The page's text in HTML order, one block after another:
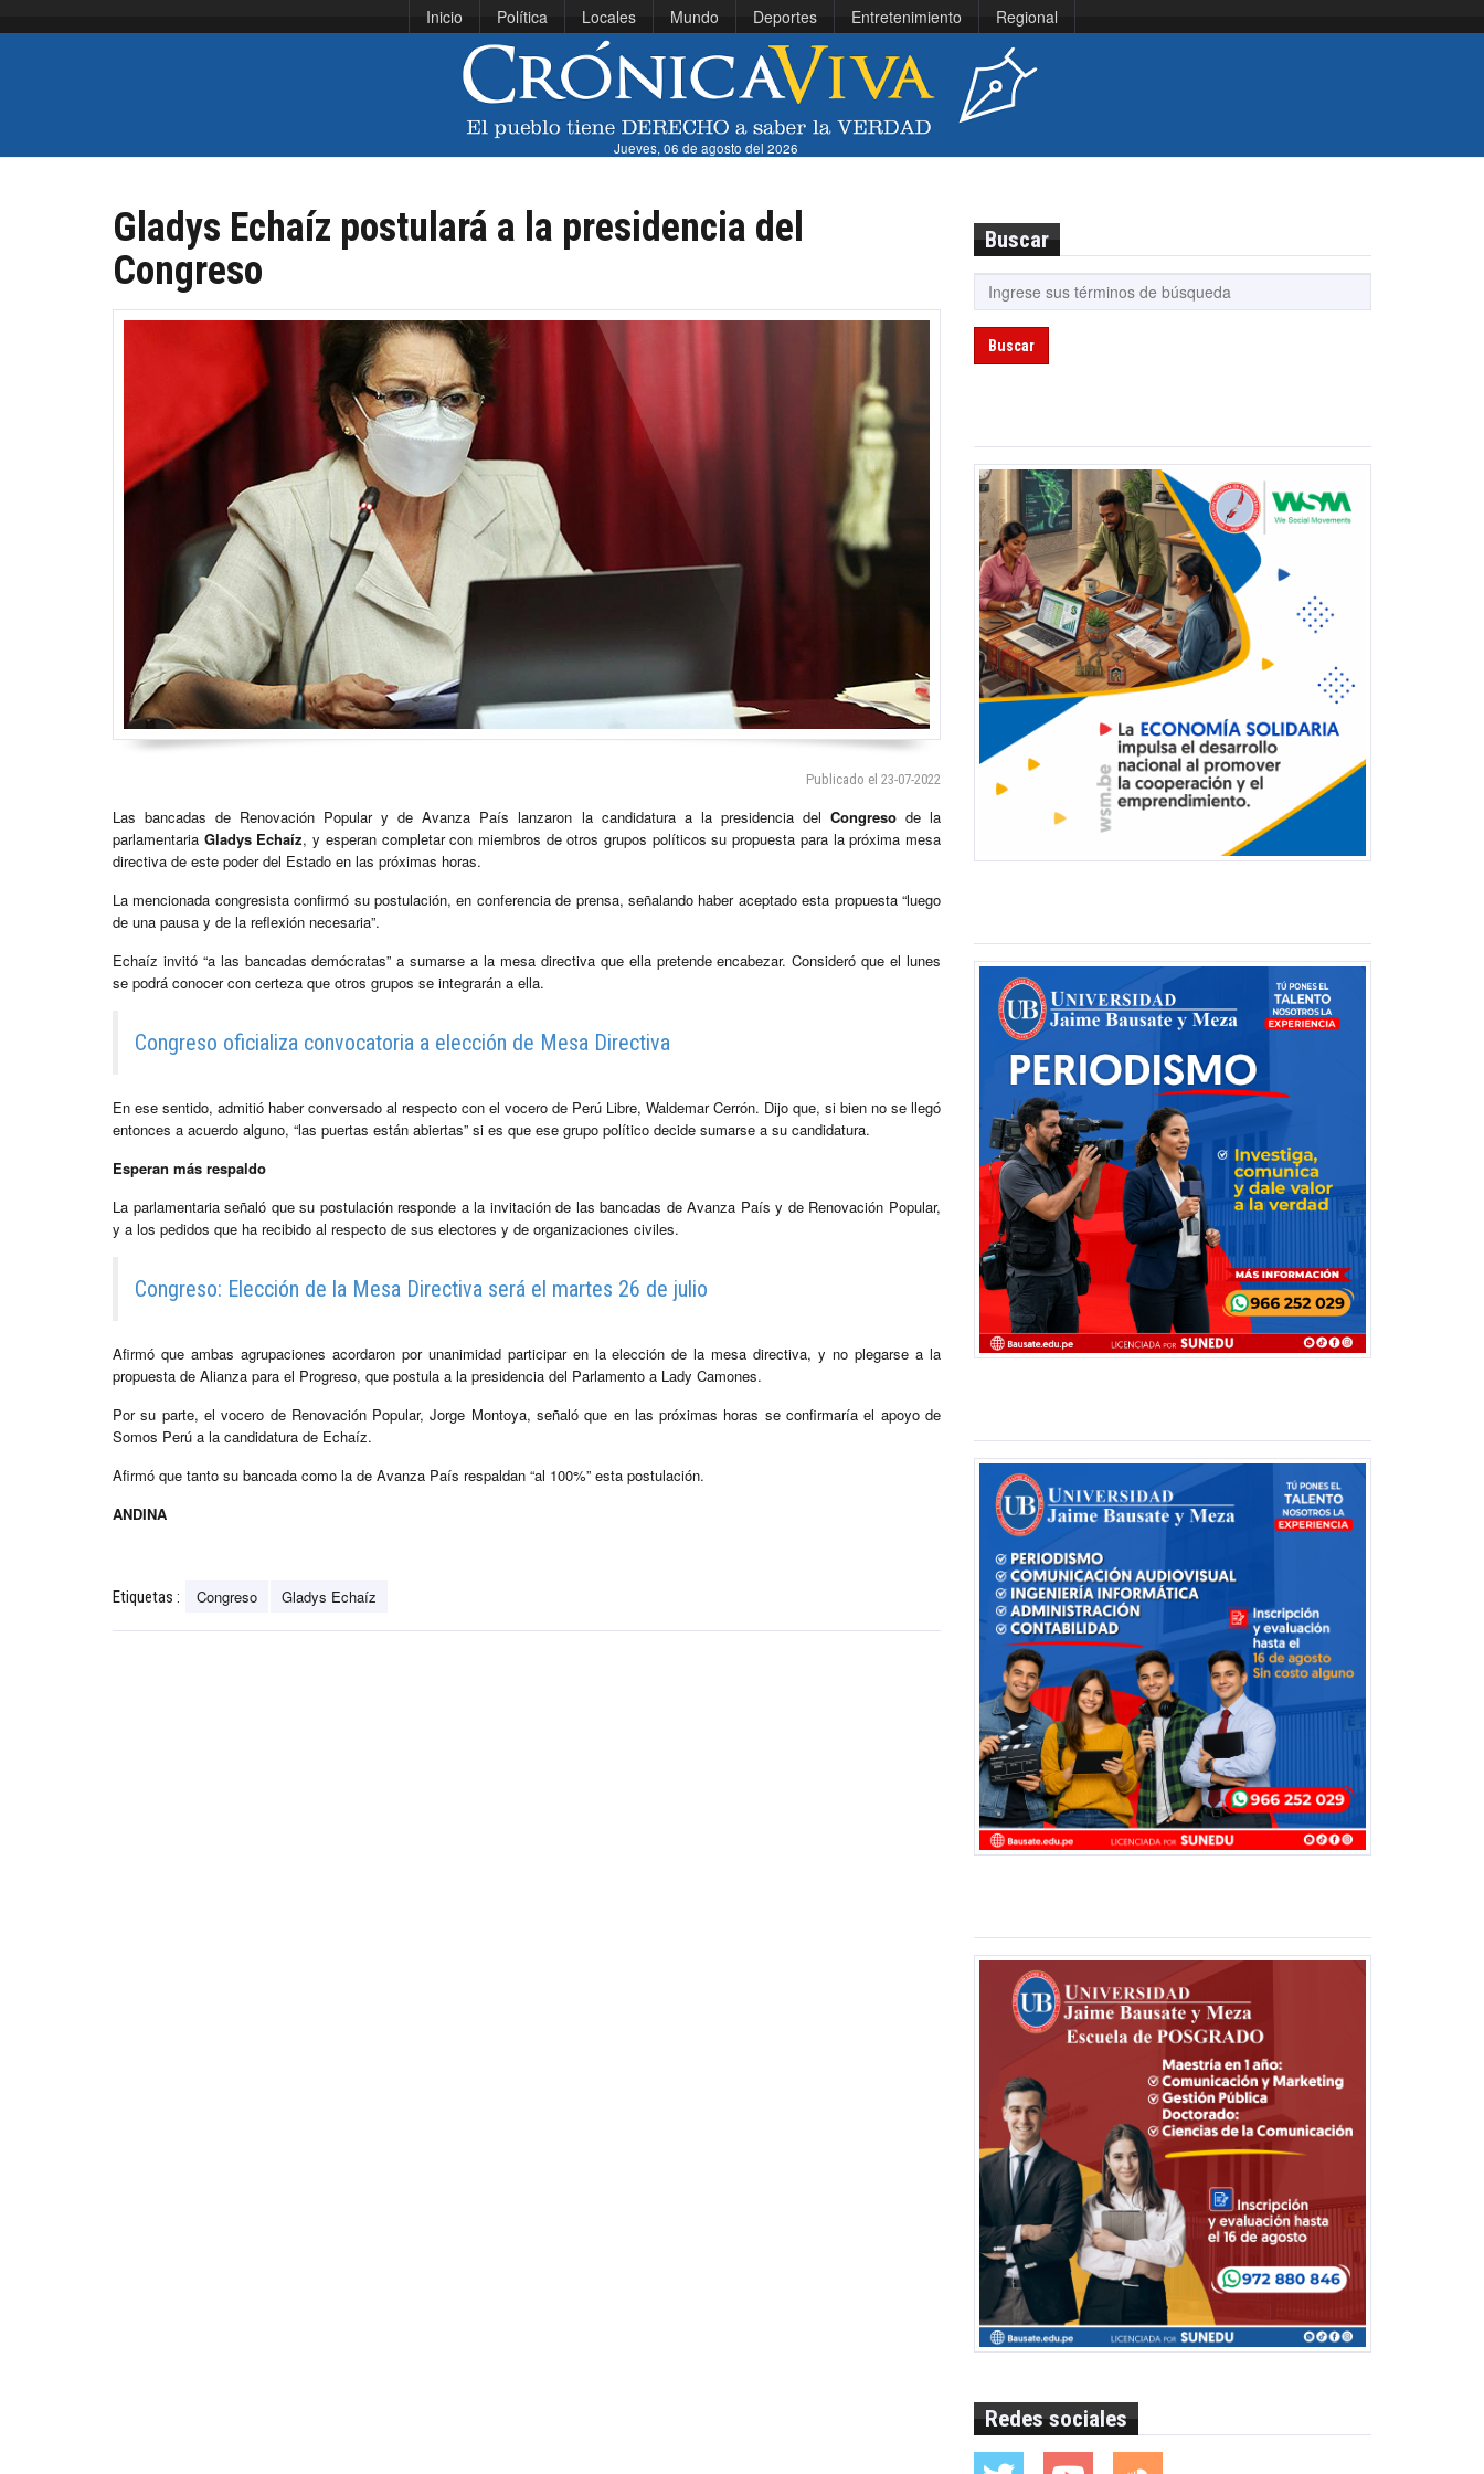
Inicio Política Locales Mundo Deportes Entretenimiento Regional
Jueves, 06 de agosto del 2026
Gladys Echaíz postulará a la presidencia del
Congreso
Publicado el 23-07-2022
Las bancadas de Renovación Popular y de Avanza País lanzaron la candidatura a la presidencia del Congresode la
parlamentaria Gladys Echaíz, y esperan completar con miembros de otros grupos políticos su propuesta para la próxima mesa
directiva de este poder del Estado en las próximas horas.
La mencionada congresista confirmó su postulación, en conferencia de prensa, señalando haber aceptado esta propuesta “luego
de una pausa y de la reflexión necesaria”.
Echaíz invitó “a las bancadas demócratas” a sumarse a la mesa directiva que ella pretende encabezar. Consideró que el lunes
se podrá conocer con certeza que otros grupos se integrarán a ella.
Congreso oficializa convocatoria a elección de Mesa Directiva
En ese sentido, admitió haber conversado al respecto con el vocero de Perú Libre, Waldemar Cerrón. Dijo que, si bien no se llegó
entonces a acuerdo alguno, “las puertas están abiertas” si es que ese grupo político decide sumarse a su candidatura.
Esperan más respaldo
La parlamentaria señaló que su postulación responde a la invitación de las bancadas de Avanza País y de Renovación Popular,
y a los pedidos que ha recibido al respecto de sus electores y de organizaciones civiles.
Congreso: Elección de la Mesa Directiva será el martes 26 de julio
Afirmó que ambas agrupaciones acordaron por unanimidad participar en la elección de la mesa directiva, y no plegarse a la
propuesta de Alianza para el Progreso, que postula a la presidencia del Parlamento a Lady Camones.
Por su parte, el vocero de Renovación Popular, Jorge Montoya, señaló que en las próximas horas se confirmaría el apoyo de
Somos Perú a la candidatura de Echaíz.
Afirmó que tanto su bancada como la de Avanza País respaldan “al 100%” esta postulación.
ANDINA
Etiquetas : Congreso Gladys Echaíz
Buscar
Buscar
Redes sociales